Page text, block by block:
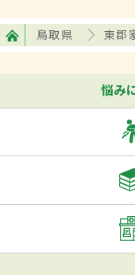
鳥取県 東郡
悩み